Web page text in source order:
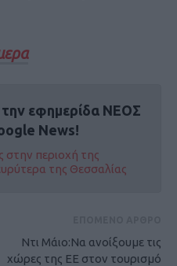
εφημερίδα ΝΕΟΣ
News!
στην περιοχή της
της Θεσσαλίας
Ντι Μάιο:Να ανοίξουμε τις
χώρες της ΕΕ στον τουρισμό